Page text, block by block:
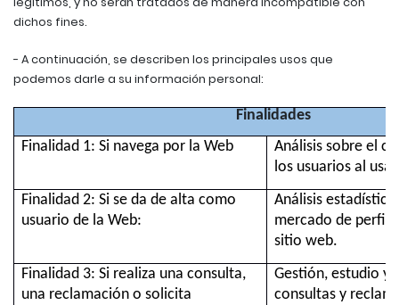
dichos fines.
- A continuación, se describen los principales usos que
podemos darle a su información personal:
Finalidades
Finalidad 1: Si navega por la Web
Análisis sobre el
los usuarios al
Finalidad 2: Si se da de alta como
usuario de la Web:
Análisis
mercado de
sitio web.
Finalidad 3: Si realiza una consulta,
una reclamación o solicita
Gestión, estudio y
consultas y